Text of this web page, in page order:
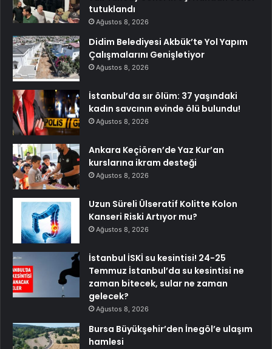
tutuklandı
Ağustos 8, 2026
Didim Belediyesi Akbük’te Yol Yapım
Çalışmalarını Genişletiyor
Ağustos 8, 2026
İstanbul’da sır ölüm: 37 yaşındaki
kadın savcının evinde ölü bulundu!
Ağustos 8, 2026
Ankara Keçiören’de Yaz Kur’an
kurslarına ikram desteği
Ağustos 8, 2026
Uzun Süreli Ülseratif Kolitte Kolon
Kanseri Riski Artıyor mu?
Ağustos 8, 2026
İstanbul İSKİ su kesintisi! 24-25
Temmuz İstanbul’da su kesintisi ne
zaman bitecek, sular ne zaman
gelecek?
Ağustos 8, 2026
Bursa Büyükşehir’den İnegöl’e ulaşım
hamlesi